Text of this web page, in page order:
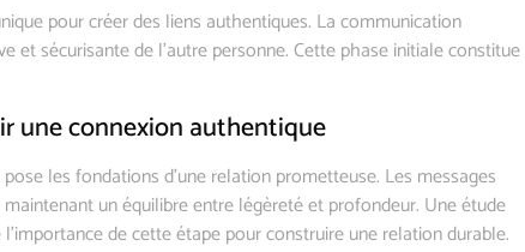
pour créer des liens authentiques. La communication
et sécurisante de l’autre personne. Cette phase initiale constitue
une connexion authentique
les fondations d’une relation prometteuse. Les messages
un équilibre entre légèreté et profondeur. Une étude
de cette étape pour construire une relation durable.